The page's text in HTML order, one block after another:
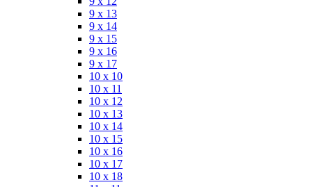
9 x 13
9 x 14
9 x 15
9 x 16
9 x 17
10 x 10
10 x 11
10 x 12
10 x 13
10 x 14
10 x 15
10 x 16
10 x 17
10 x 18